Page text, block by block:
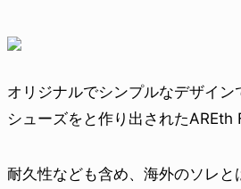
オリジナルでシンプルなデザイン
シューズをと作り出されたAREth
耐久性なども含め、海外のソレと